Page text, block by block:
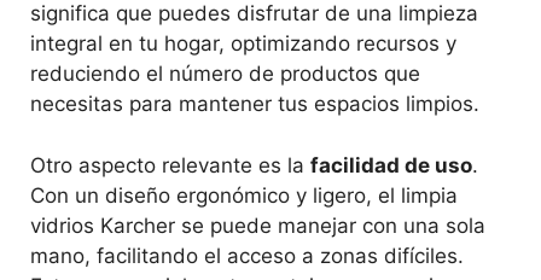
significa que puedes disfrutar de una limpieza
integral en tu hogar, optimizando recursos y
reduciendo el número de productos que
necesitas para mantener tus espacios limpios.
Otro aspecto relevante es la facilidad de uso.
Con un diseño ergonómico y ligero, el limpia
vidrios Karcher se puede manejar con una sola
mano, facilitando el acceso a zonas difíciles.